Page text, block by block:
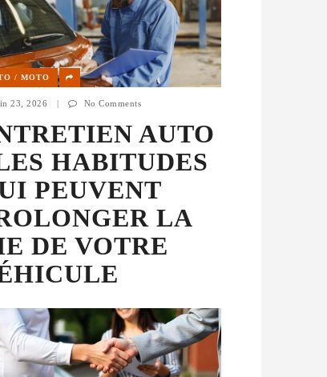
/ MOTO
23, 2026 | No Comments
AUTO
HABITUDES
PEUVENT
LA
DE VOTRE